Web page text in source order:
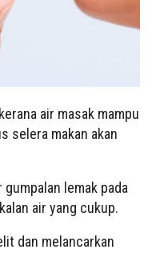
air masak mampu
selera makan akan
lemak pada
air yang cukup.
dan melancarkan